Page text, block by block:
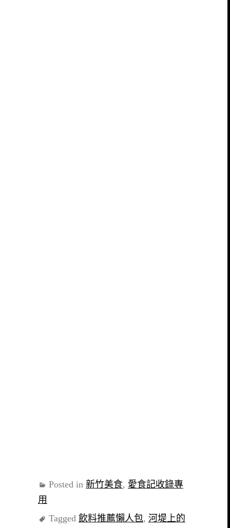
Posted in 新竹美食, 愛食記收錄專
用
Tagged 飲料推薦懶人包, 河堤上的